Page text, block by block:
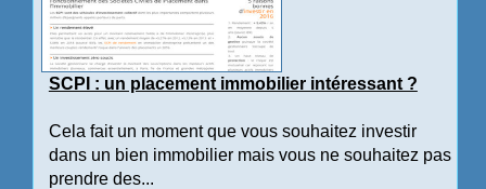
SCPI : un placement immobilier intéressant ?
Cela fait un moment que vous souhaitez investir
dans un bien immobilier mais vous ne souhaitez pas
prendre des...